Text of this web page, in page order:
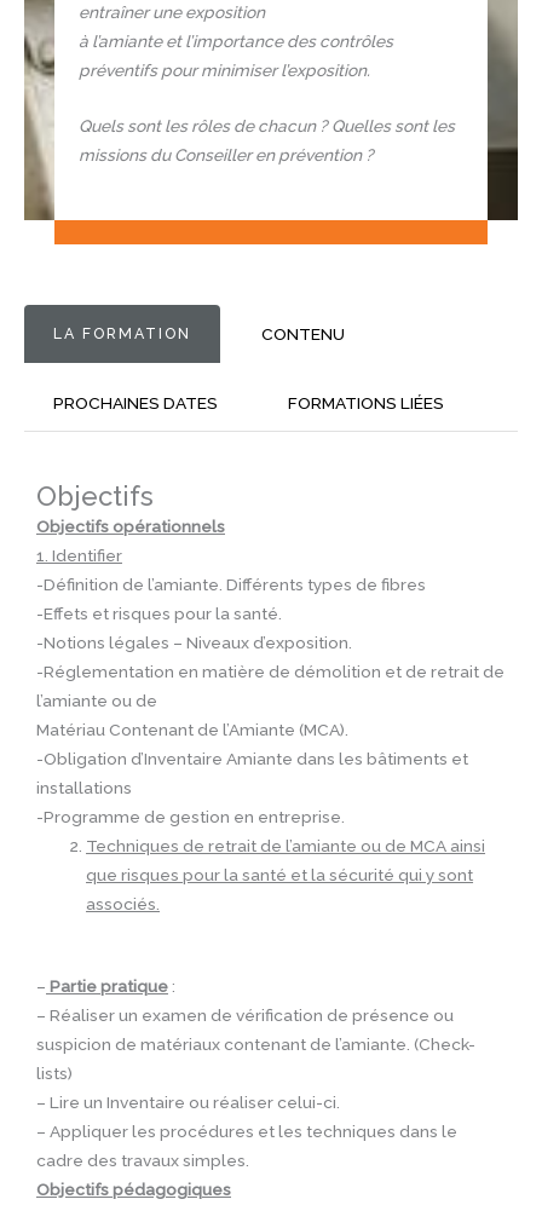
entraîner une exposition
à l’amiante et l’importance des contrôles
préventifs pour minimiser l’exposition.
Quels sont les rôles de chacun ? Quelles sont les
missions du Conseiller en prévention ?
LA FORMATION CONTENU
PROCHAINES DATES FORMATIONS LIÉES
Objectifs
Objectifs opérationnels
1. Identifier
-Définition de l’amiante. Différents types de fibres
-Effets et risques pour la santé.
-Notions légales – Niveaux d’exposition.
-Réglementation en matière de démolition et de retrait de
l’amiante ou de
Matériau Contenant de l’Amiante (MCA).
-Obligation d’Inventaire Amiante dans les bâtiments et
installations
-Programme de gestion en entreprise.
Techniques de retrait de l’amiante ou de MCA ainsi
que risques pour la santé et la sécurité qui y sont
associés.
– Partie pratique:
– Réaliser un examen de vérification de présence ou
suspicion de matériaux contenant de l’amiante. (Check-
lists)
– Lire un Inventaire ou réaliser celui-ci.
– Appliquer les procédures et les techniques dans le
cadre des travaux simples.
Objectifs pédagogiques